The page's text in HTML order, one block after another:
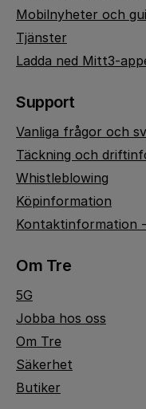
Mobilnyheter och
Tjänster
Ladda ned Mitt3-
Support
Vanliga frågor och
Täckning och
Whistleblowing
Köpinformation
Kontaktinformation
Om Tre
5G
Jobba hos oss
Om Tre
Säkerhet
Butiker